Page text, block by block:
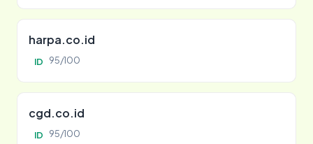
harpa.co.id
ID 95/100
cgd.co.id
ID 95/100